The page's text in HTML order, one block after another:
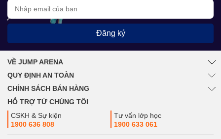
Đăng ký
VỀ JUMP ARENA
QUY ĐỊNH AN TOÀN
CHÍNH SÁCH BÁN HÀNG
HỖ TRỢ TỪ CHÚNG TÔI
CSKH & Sự kiện
1900 636 808
Tư vấn lớp học
1900 633 061